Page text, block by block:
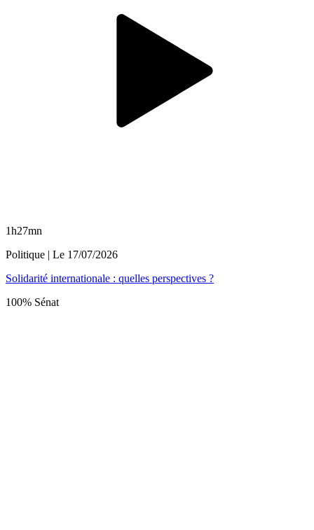
1h27mn
Politique | Le 17/07/2026
Solidarité internationale : quelles perspectives ?
100% Sénat